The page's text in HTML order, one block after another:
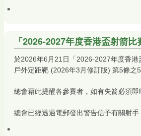
「2026-2027年度香港盃射箭
於2026年6月21日「2026-2027年度香
戶外定距靶 (2026年3月修訂版) 第5條之
總會藉此提醒各參賽者，如有失箭必須
總會已經透過電郵發出警告信予有關射手